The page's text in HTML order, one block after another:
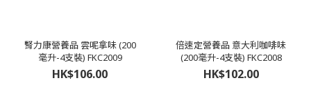
腎力康營養品 雲呢拿味 (200
毫升-4支裝) FKC2009
HK$106.00
倍速定營養品 意大利咖啡味
(200毫升-4支裝) FKC2008
HK$102.00